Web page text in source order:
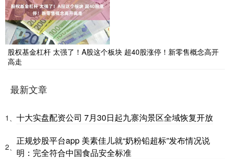
股权基金杠杆 太强了！A股这个板块 超40股涨停！新零售概念高开
高走
最新文章
1、 十大实盘配资公司 7月30日起九寨沟景区全域恢复开放
2、
正规炒股平台app 美素佳儿就“奶粉铅超标”发布情况说
明：完全符合中国食品安全标准